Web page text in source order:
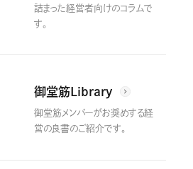
詰まった経営者向けのコラムで
す。
御堂筋Library
御堂筋メンバーがお奨めする経
営の良書のご紹介です。